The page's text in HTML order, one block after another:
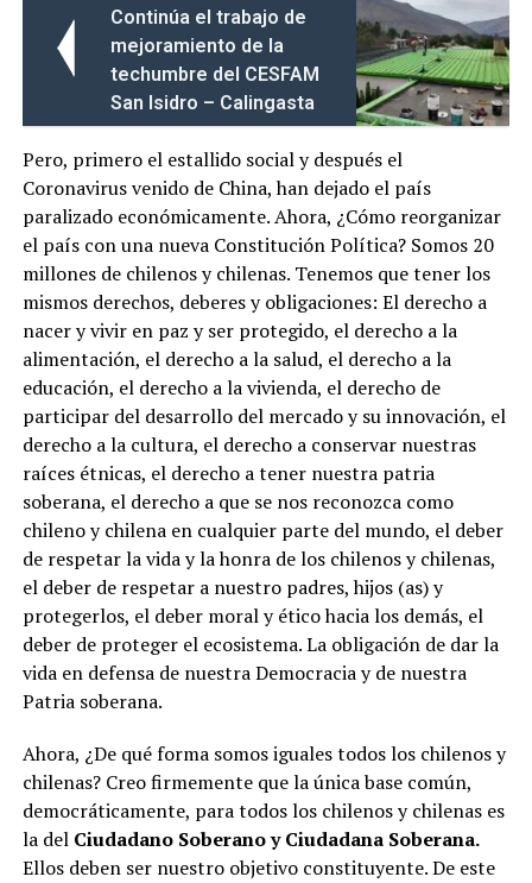
Continúa el trabajo de
mejoramiento de la
techumbre del CESFAM
San Isidro – Calingasta
Pero, primero el estallido social y después el
Coronavirus venido de China, han dejado el país
paralizado económicamente. Ahora, ¿Cómo reorganizar
el país con una nueva Constitución Política? Somos 20
millones de chilenos y chilenas. Tenemos que tener los
mismos derechos, deberes y obligaciones: El derecho a
nacer y vivir en paz y ser protegido, el derecho a la
alimentación, el derecho a la salud, el derecho a la
educación, el derecho a la vivienda, el derecho de
participar del desarrollo del mercado y su innovación, el
derecho a la cultura, el derecho a conservar nuestras
raíces étnicas, el derecho a tener nuestra patria
soberana, el derecho a que se nos reconozca como
chileno y chilena en cualquier parte del mundo, el deber
de respetar la vida y la honra de los chilenos y chilenas,
el deber de respetar a nuestro padres, hijos (as) y
protegerlos, el deber moral y ético hacia los demás, el
deber de proteger el ecosistema. La obligación de dar la
vida en defensa de nuestra Democracia y de nuestra
Patria soberana.
Ahora, ¿De qué forma somos iguales todos los chilenos y
chilenas? Creo firmemente que la única base común,
democráticamente, para todos los chilenos y chilenas es
la del Ciudadano Soberano y Ciudadana Soberana.
Ellos deben ser nuestro objetivo constituyente. De este